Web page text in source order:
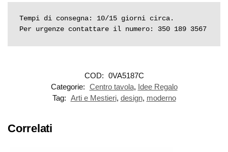
Tempi di consegna: 10/15 giorni circa.
Per urgenze contattare il numero: 350 189 3567
COD: 0VA5187C
Categorie: Centro tavola, Idee Regalo
Tag: Arti e Mestieri, design, moderno
Correlati